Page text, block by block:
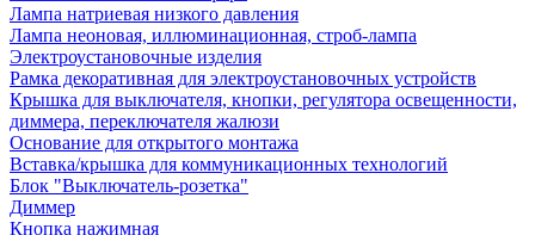
Лампа натриевая низкого давления
Лампа неоновая, иллюминационная, строб-лампа
Электроустановочные изделия
Рамка декоративная для электроустановочных устройств
Крышка для выключателя, кнопки, регулятора освещенности,
диммера, переключателя жалюзи
Основание для открытого монтажа
Вставка/крышка для коммуникационных технологий
Блок "Выключатель-розетка"
Диммер
Кнопка нажимная